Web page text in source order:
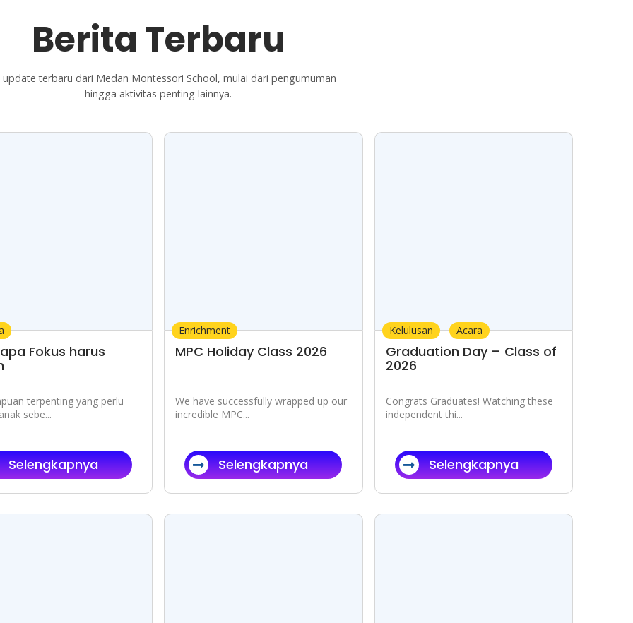
Berita Terbaru
update terbaru dari Medan Montessori School, mulai dari pengumuman
hingga aktivitas penting lainnya.
Fokus harus
terpenting yang perlu
sebe...
Selengkapnya
Enrichment
MPC Holiday Class 2026
We have successfully wrapped up our
incredible MPC...
Selengkapnya
Kelulusan Acara
Graduation Day – Class of
2026
Congrats Graduates! Watching these
independent thi...
Selengkapnya